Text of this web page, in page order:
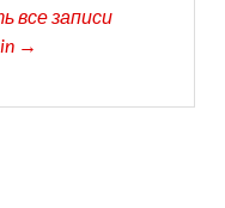
все записи
→